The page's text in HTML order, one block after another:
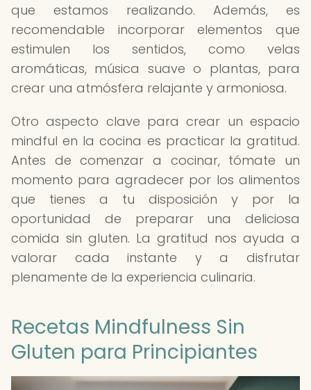
que estamos realizando. Además, es
recomendable incorporar elementos que
estimulen los sentidos, como velas
aromáticas, música suave o plantas, para
crear una atmósfera relajante y armoniosa.
Otro aspecto clave para crear un espacio
mindful en la cocina es practicar la gratitud.
Antes de comenzar a cocinar, tómate un
momento para agradecer por los alimentos
que tienes a tu disposición y por la
oportunidad de preparar una deliciosa
comida sin gluten. La gratitud nos ayuda a
valorar cada instante y a disfrutar
plenamente de la experiencia culinaria.
Recetas Mindfulness Sin
Gluten para Principiantes